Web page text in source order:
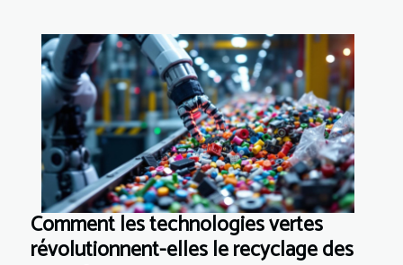
Comment les technologies vertes
révolutionnent-elles le recyclage des